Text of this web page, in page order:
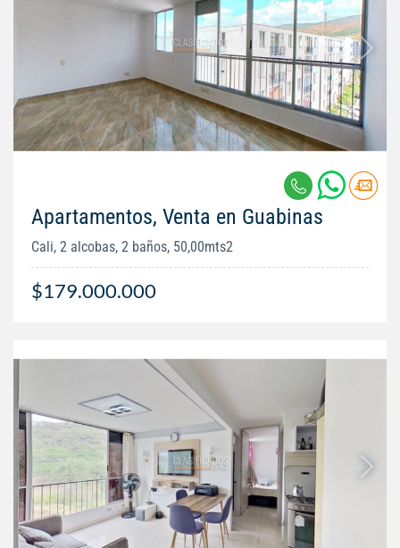
Apartamentos, Venta en Guabinas
Cali, 2 alcobas, 2 baños, 50,00mts2
$179.000.000